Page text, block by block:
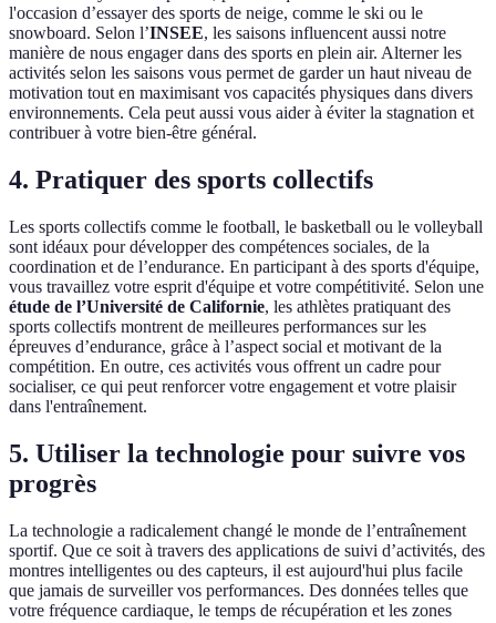
l'occasion d’essayer des sports de neige, comme le ski ou le
snowboard. Selon l’INSEE, les saisons influencent aussi notre
manière de nous engager dans des sports en plein air. Alterner les
activités selon les saisons vous permet de garder un haut niveau de
motivation tout en maximisant vos capacités physiques dans divers
environnements. Cela peut aussi vous aider à éviter la stagnation et
contribuer à votre bien-être général.
4. Pratiquer des sports collectifs
Les sports collectifs comme le football, le basketball ou le volleyball
sont idéaux pour développer des compétences sociales, de la
coordination et de l’endurance. En participant à des sports d'équipe,
vous travaillez votre esprit d'équipe et votre compétitivité. Selon une
étude de l’Université de Californie, les athlètes pratiquant des
sports collectifs montrent de meilleures performances sur les
épreuves d’endurance, grâce à l’aspect social et motivant de la
compétition. En outre, ces activités vous offrent un cadre pour
socialiser, ce qui peut renforcer votre engagement et votre plaisir
dans l'entraînement.
5. Utiliser la technologie pour suivre vos
progrès
La technologie a radicalement changé le monde de l’entraînement
sportif. Que ce soit à travers des applications de suivi d’activités, des
montres intelligentes ou des capteurs, il est aujourd'hui plus facile
que jamais de surveiller vos performances. Des données telles que
votre fréquence cardiaque, le temps de récupération et les zones